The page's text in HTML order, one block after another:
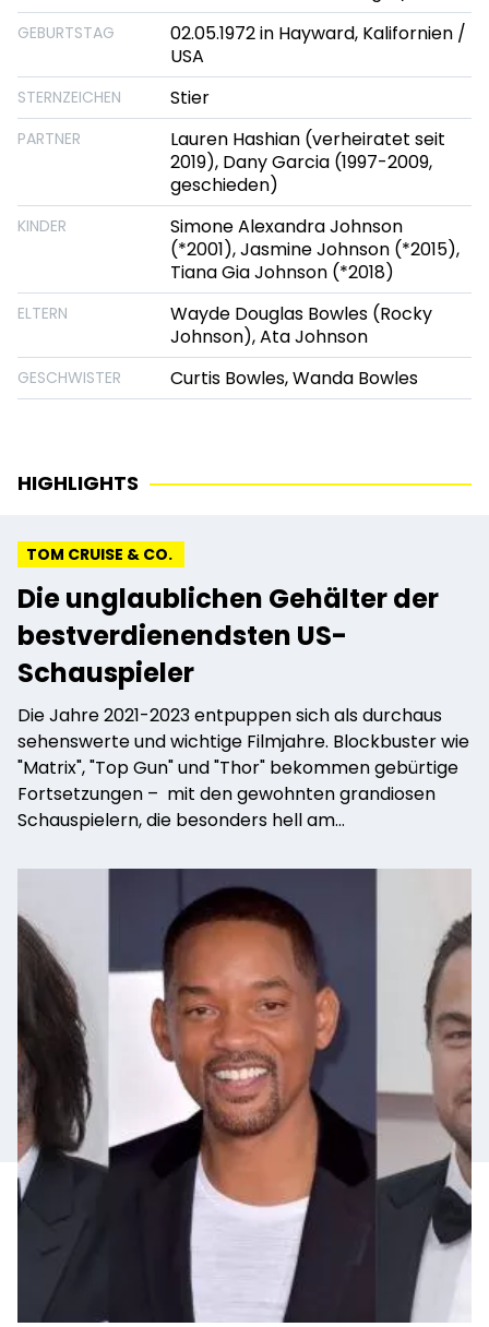
GEBURTSTAG
02.05.1972 in Hayward, Kalifornien /
USA
STERNZEICHEN Stier
PARTNER
Lauren Hashian (verheiratet seit
2019), Dany Garcia (1997-2009,
geschieden)
KINDER
Simone Alexandra Johnson
(*2001), Jasmine Johnson (*2015),
Tiana Gia Johnson (*2018)
ELTERN
Wayde Douglas Bowles (Rocky
Johnson), Ata Johnson
GESCHWISTER Curtis Bowles, Wanda Bowles
HIGHLIGHTS
TOM CRUISE & CO.
Die unglaublichen Gehälter der
bestverdienendsten US-
Schauspieler
Die Jahre 2021-2023 entpuppen sich als durchaus
sehenswerte und wichtige Filmjahre. Blockbuster wie
"Matrix", "Top Gun" und "Thor" bekommen gebürtige
Fortsetzungen – mit den gewohnten grandiosen
Schauspielern, die besonders hell am
Tom Cruise, Leonardo DiCaprio, Keanu Reeves und
Co. eigentlich mit ihrer Rolle in einem solch
gigantischen Film?